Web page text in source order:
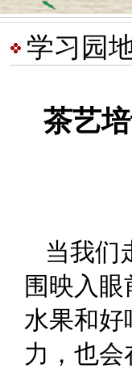
学习园
茶艺
当我们
围映入
水果和好
力，也